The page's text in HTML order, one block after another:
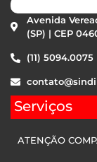
Avenida
(SP) | CEP
(11) 5094.0075
Serviços
ATENÇÃO